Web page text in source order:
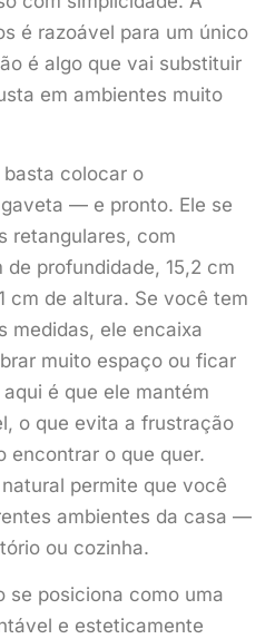
é razoável para um único
é algo que vai substituir
em ambientes muito
basta colocar o
— e pronto. Ele se
retangulares, com
profundidade, 15,2 cm
cm de altura. Se você tem
medidas, ele encaixa
muito espaço ou ficar
é que ele mantém
o que evita a frustração
encontrar o que quer.
permite que você
ambientes da casa —
ou cozinha.
se posiciona como uma
e esteticamente